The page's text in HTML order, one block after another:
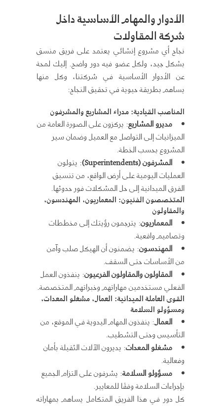
الأدوار والمهام الأساسية داخل
شركة المقاولات
نجاح أي مشروع إنشائي يعتمد على فريق منسق
بشكل جيد، ولكل عضو فيه دور واضح. إليك لمحة
عن الأدوار الأساسية في شركتنا، وكل منها
يساهم بطريقة حيوية في تحقيق النجاح:
المناصب القيادية: مدراء المشاريع والمشرفون
مديرو المشاريع: يركزون على الصورة العامة من
الميزانيات إلى التواصل مع العميل وضمان سير
المشروع بحسب الخطة.
المشرفون(Superintendents)
: يتولون
العمليات اليومية على أرض الواقع، من تنسيق
الفرق الميدانية إلى حل المشكلات فور حدوثها.
المتخصصون الفنيون: المعماريون، المهندسون،
والمقاولون
المعماريون: يترجمون رؤيتك إلى مخططات
وتصاميم واقعية.
المهندسون: يضمنون أن الهيكل صلب وآمن
من الأساسات حتى السقف.
المقاولون والمقاولون الفرعيون: ينفذون العمل
الفعلي مستخدمين مهاراتهم وخبراتهم المتخصصة.
القوى العاملة الميدانية: العمال، مشغلو المعدات،
ومسؤولو السلامة
العمال: ينفذون المهام اليدوية في الموقع، من
التأسيس وحتى التشطيب.
مشغلو المعدات: يديرون الآلات الثقيلة بأمان
وفعالية.
مسؤولو السلامة: يشرفون على التزام الجميع
بإجراءات السلامة وفقًا للمعايير.
كل دور في هذا الفريق المتكامل يساهم بمهاراته